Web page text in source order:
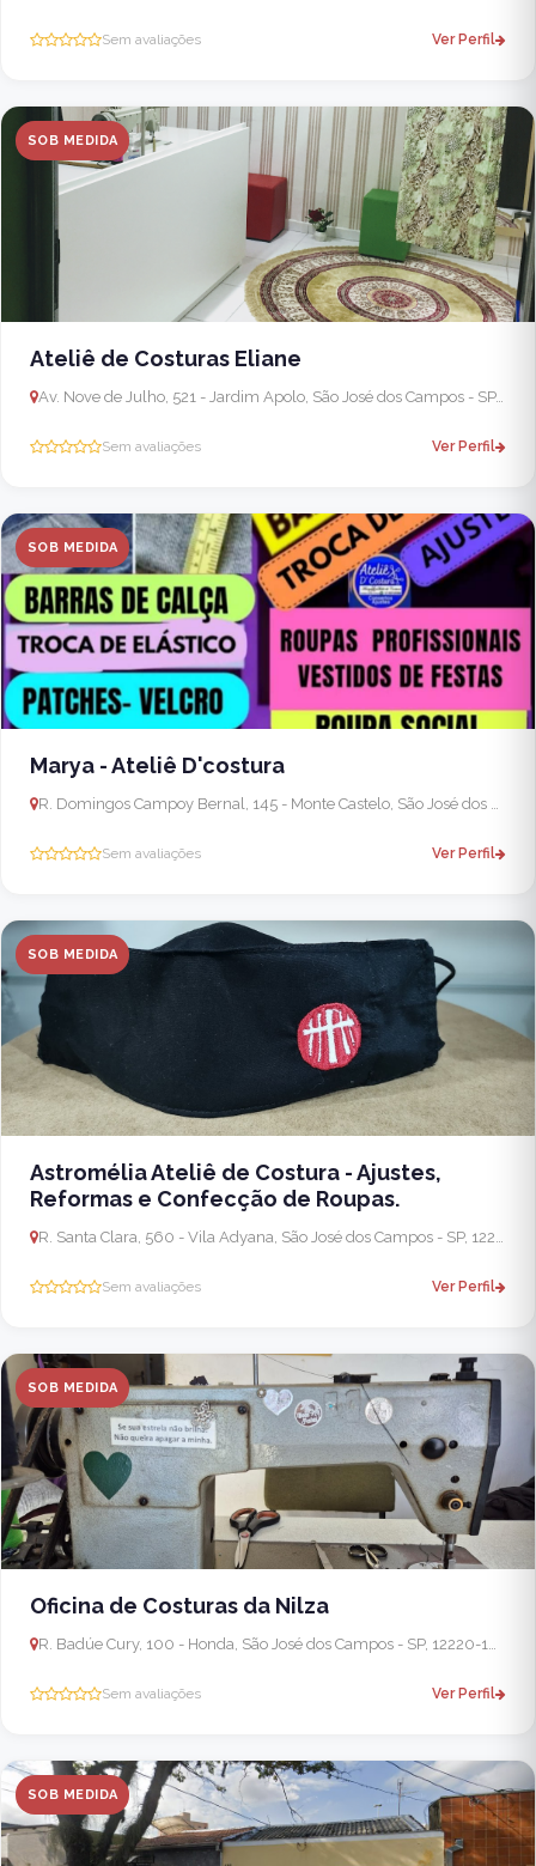
Sem avaliações Ver Perfil
SOB MEDIDA
Ateliê de Costuras Eliane
Av. Nove de Julho, 521 - Jardim Apolo, São José dos Campos - SP, 12243-000, Brasil
Sem avaliações Ver Perfil
SOB MEDIDA
Marya - Ateliê D'costura
R. Domingos Campoy Bernal, 145 - Monte Castelo, São José dos Campos - SP, 12215-040, Brasil
Sem avaliações Ver Perfil
SOB MEDIDA
Astromélia Ateliê de Costura - Ajustes,
Reformas e Confecção de Roupas.
R. Santa Clara, 560 - Vila Adyana, São José dos Campos - SP, 12243-630, Brasil
Sem avaliações Ver Perfil
SOB MEDIDA
Oficina de Costuras da Nilza
R. Badúe Cury, 100 - Honda, São José dos Campos - SP, 12220-100, Brasil
Sem avaliações Ver Perfil
SOB MEDIDA